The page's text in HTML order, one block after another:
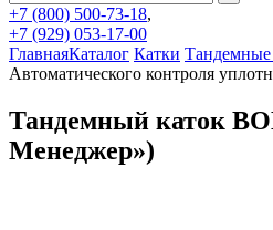
+7 (800) 500-73-18,
+7 (929) 053-17-00
ГлавнаяКаталог Катки Тандемные
Автоматического контроля
Тандемный каток
Менеджер»)